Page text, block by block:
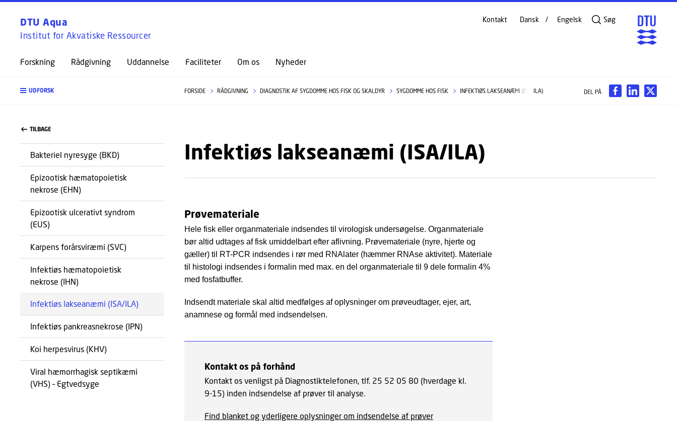
GÅ TIL PRIMÆRT INDHOLD (TRYK ENTER).
DTU Aqua
Institut for Akvatiske Ressourcer
Forskning Rådgivning Uddannelse Faciliteter Om os Nyheder
Kontakt Dansk Engelsk Søg
UDFORSK FORSIDE RÅDGIVNING DIAGNOSTIK AF SYGDOMME HOS FISK OG SKALDYR SYGDOMME HOS FISK INFEKTIØS LAKSEANÆMI (ISA/ILA) DEL PÅ
TILBAGE
Bakteriel nyresyge (BKD)
Epizootisk hæmatopoietisk
nekrose (EHN)
Epizootisk ulcerativt syndrom
(EUS)
Karpens forårsviræmi (SVC)
Infektiøs hæmatopoietisk
nekrose (IHN)
Infektiøs lakseanæmi (ISA/ILA)
Infektiøs pankreasnekrose (IPN)
Koi herpesvirus (KHV)
Viral hæmorrhagisk septikæmi
(VHS) – Egtvedsyge
Infektiøs lakseanæmi (ISA/ILA)
Prøvemateriale
Hele fisk eller organmateriale indsendes til virologisk undersøgelse. Organmateriale
bør altid udtages af fisk umiddelbart efter aflivning. Prøvemateriale (nyre, hjerte og
gæller) til RT-PCR indsendes i rør med RNAlater (hæmmer RNAse aktivitet). Materiale
til histologi indsendes i formalin med max. en del organmateriale til 9 dele formalin 4%
med fosfatbuffer.
Indsendt materiale skal altid medfølges af oplysninger om prøveudtager, ejer, art,
anamnese og formål med indsendelsen.
Kontakt os på forhånd
Kontakt os venligst på Diagnostiktelefonen, tlf. 25 52 05 80 (hverdage kl.
9-15) inden indsendelse af prøver til analyse.
Find blanket og yderligere oplysninger om indsendelse af prøver